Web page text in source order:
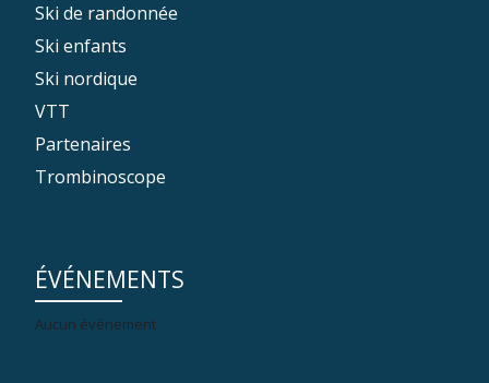
Ski de randonnée
Ski enfants
Ski nordique
VTT
Partenaires
Trombinoscope
ÉVÉNEMENTS
Aucun événement